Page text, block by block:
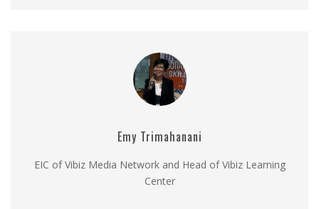
Emy Trimahanani
EIC of Vibiz Media Network and Head of Vibiz Learning
Center